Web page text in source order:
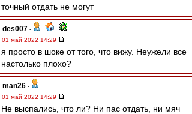
точный отдать не могут
des007 -
01 май 2022 14:29
я просто в шоке от того, что вижу. Неужели все
настолько плохо?
man26 -
01 май 2022 14:29
Не выспались, что ли? Ни пас отдать, ни мяч